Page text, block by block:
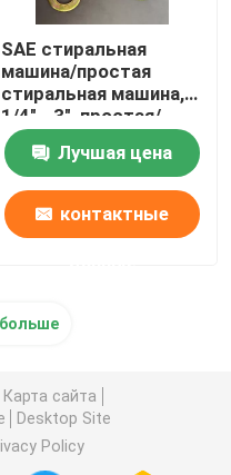
SAE стиральная
машина/простая
стиральная машина,
1/4" - 3", простая/
дакрометная
Лучшая цена
контактные
Карта сайта
Desktop Site
Policy